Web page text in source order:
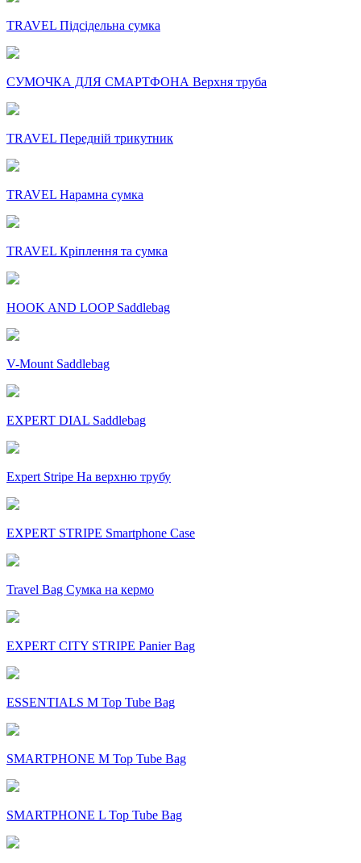
TRAVEL Підсідельна сумка
СУМОЧКА ДЛЯ СМАРТФОНА Верхня труба
TRAVEL Передній трикутник
TRAVEL Нарамна сумка
TRAVEL Кріплення та сумка
HOOK AND LOOP Saddlebag
V-Mount Saddlebag
EXPERT DIAL Saddlebag
Expert Stripe На верхню трубу
EXPERT STRIPE Smartphone Case
Travel Bag Сумка на кермо
EXPERT CITY STRIPE Panier Bag
ESSENTIALS M Top Tube Bag
SMARTPHONE M Top Tube Bag
SMARTPHONE L Top Tube Bag